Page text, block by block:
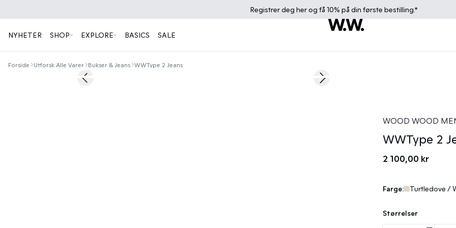
Registrer deg herog få 10% på din første bestilling.*
NYHETER SHOP EXPLORE BASICS SALE
Forside Utforsk Alle Varer Bukser & Jeans WWType 2 Jeans
Previous slide Next slide
WOOD WOOD
WWType 2
2 100,00 kr
Farge: Turtledove /
Størrelser